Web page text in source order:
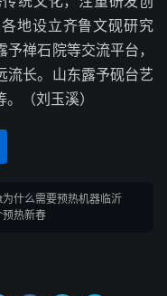
地设立齐鲁文砚研究
禅石院等交流平台，
流长。山东露予砚台艺
（刘玉溪）
什么需要预热机器临沂
热新春